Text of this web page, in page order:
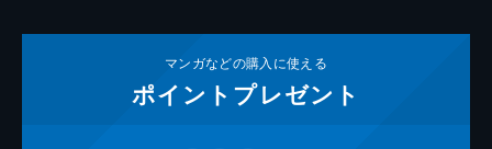
マンガなどの購入に使える
ポイント プレゼント